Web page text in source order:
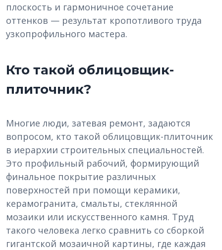
плоскость и гармоничное сочетание
оттенков — результат кропотливого труда
узкопрофильного мастера.
Кто такой облицовщик-
плиточник?
Многие люди, затевая ремонт, задаются
вопросом, кто такой облицовщик-плиточник
в иерархии строительных специальностей.
Это профильный рабочий, формирующий
финальное покрытие различных
поверхностей при помощи керамики,
керамогранита, смальты, стеклянной
мозаики или искусственного камня. Труд
такого человека легко сравнить со сборкой
гигантской мозаичной картины, где каждая